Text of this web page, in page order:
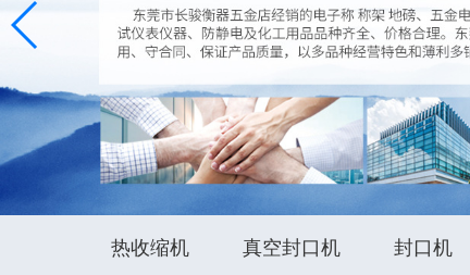
热收缩机 真空封口机 封口机